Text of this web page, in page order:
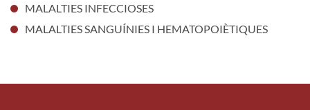
MALALTIES INFECCIOSES
MALALTIES SANGUÍNIES I HEMATOPOIÈTIQUES